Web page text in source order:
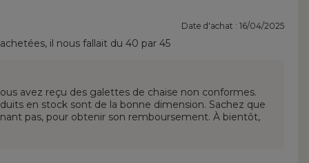
Date d'achat : 16/04/2025
il nous fallait du 40 par 45
avez reçu des galettes de chaise non conformes.
en stock sont de la bonne dimension. Sachez que
pas, pour obtenir son remboursement. À bientôt,